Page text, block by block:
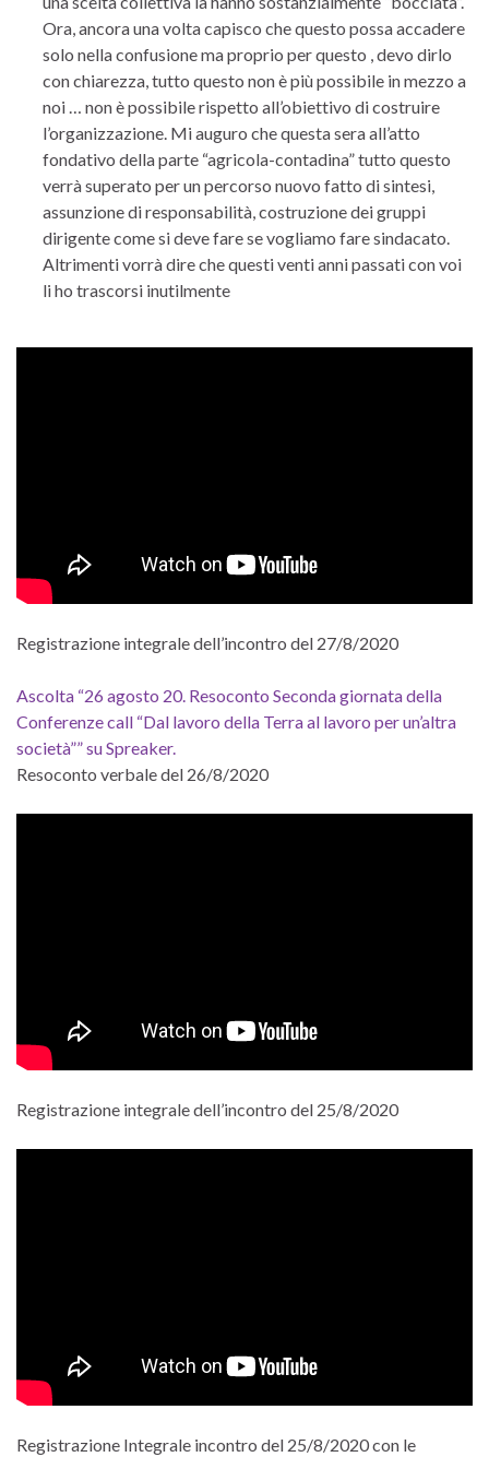
Ora, ancora una volta capisco che questo possa accadere
solo nella confusione ma proprio per questo , devo dirlo
con chiarezza, tutto questo non è più possibile in mezzo a
noi … non è possibile rispetto all’obiettivo di costruire
l’organizzazione. Mi auguro che questa sera all’atto
fondativo della parte “agricola-contadina” tutto questo
verrà superato per un percorso nuovo fatto di sintesi,
assunzione di responsabilità, costruzione dei gruppi
dirigente come si deve fare se vogliamo fare sindacato.
Altrimenti vorrà dire che questi venti anni passati con voi
li ho trascorsi inutilmente
Registrazione integrale dell’incontro del 27/8/2020
Ascolta “26 agosto 20. Resoconto Seconda giornata della
Conferenze call “Dal lavoro della Terra al lavoro per un’altra
società”” su Spreaker.
Resoconto verbale del 26/8/2020
Registrazione integrale dell’incontro del 25/8/2020
Registrazione Integrale incontro del 25/8/2020 con le